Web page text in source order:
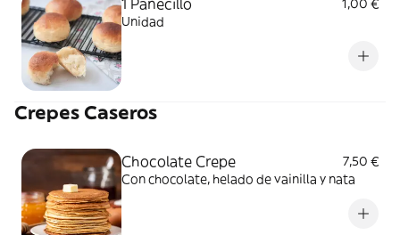
1 Panecillo
1,00 €
Unidad
Crepes Caseros
Chocolate Crepe
7,50 €
Con chocolate, helado de vainilla y nata